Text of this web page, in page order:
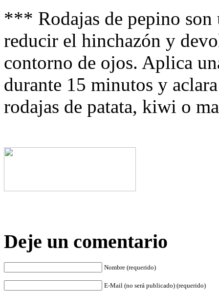
*** Rodajas de pepino son
reducir el hinchazón y
contorno de ojos. Aplica
durante 15 minutos y
rodajas de patata, kiwi o
Deje un comentario
Nombre (requerido)
E-Mail (no será publicado) (requerido)